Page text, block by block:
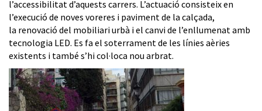
l’accessibilitat d’aquests carrers. L’actuació consisteix en
l’execució de noves voreres i paviment de la calçada,
la renovació del mobiliari urbà i el canvi de l’enllumenat amb
tecnologia LED. Es fa el soterrament de les línies aèries
existents i també s’hi col·loca nou arbrat.